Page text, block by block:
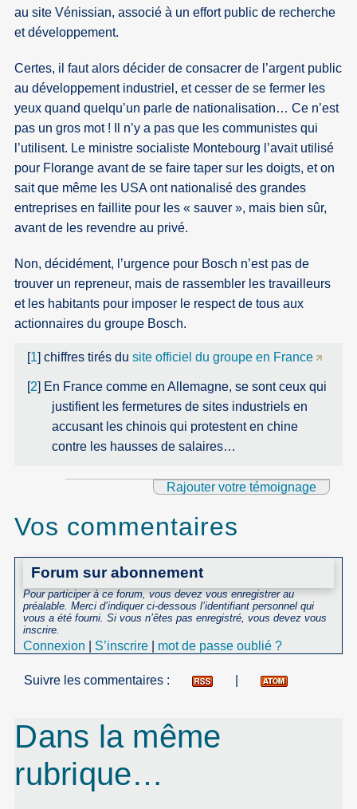
au site Vénissian, associé à un effort public de recherche
et développement.
Certes, il faut alors décider de consacrer de l’argent public
au développement industriel, et cesser de se fermer les
yeux quand quelqu’un parle de nationalisation… Ce n’est
pas un gros mot ! Il n’y a pas que les communistes qui
l’utilisent. Le ministre socialiste Montebourg l’avait utilisé
pour Florange avant de se faire taper sur les doigts, et on
sait que même les USA ont nationalisé des grandes
entreprises en faillite pour les « sauver », mais bien sûr,
avant de les revendre au privé.
Non, décidément, l’urgence pour Bosch n’est pas de
trouver un repreneur, mais de rassembler les travailleurs
et les habitants pour imposer le respect de tous aux
actionnaires du groupe Bosch.
[1]chiffres tirés dusite officiel du groupe en France
[2] En France comme en Allemagne, se sont ceux qui
justifient les fermetures de sites industriels en
accusant les chinois qui protestent en chine
contre les hausses de salaires…
Rajouter votre témoignage
Vos commentaires
Forum sur abonnement
Pour participer à ce forum, vous devez vous enregistrer au
préalable. Merci d’indiquer ci-dessous l’identifiant personnel qui
vous a été fourni. Si vous n’êtes pas enregistré, vous devez vous
inscrire.
Connexion S’inscrire mot de passe oublié ?
Suivre les commentaires :
Dans la même
rubrique…